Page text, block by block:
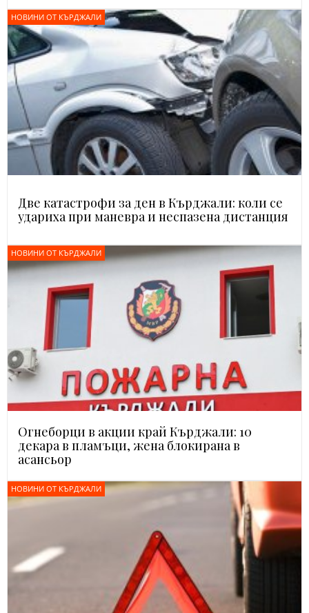
НОВИНИ ОТ КЪРДЖАЛИ
Две катастрофи за ден в Кърджали: коли се
удариха при маневра и неспазена дистанция
НОВИНИ ОТ КЪРДЖАЛИ
Огнеборци в акции край Кърджали: 10
декара в пламъци, жена блокирана в
асансьор
НОВИНИ ОТ КЪРДЖАЛИ